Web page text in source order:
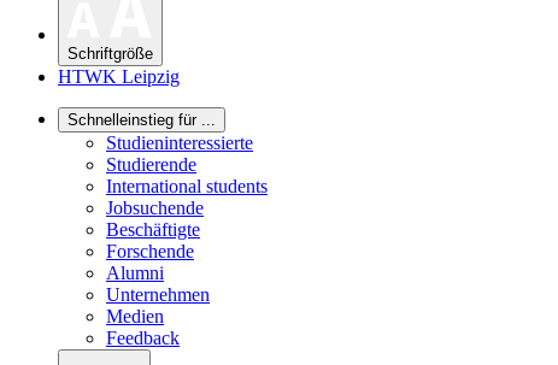
Schriftgröße
HTWK Leipzig
Schnelleinstieg für ...
Studieninteressierte
Studierende
International students
Jobsuchende
Beschäftigte
Forschende
Alumni
Unternehmen
Medien
Feedback